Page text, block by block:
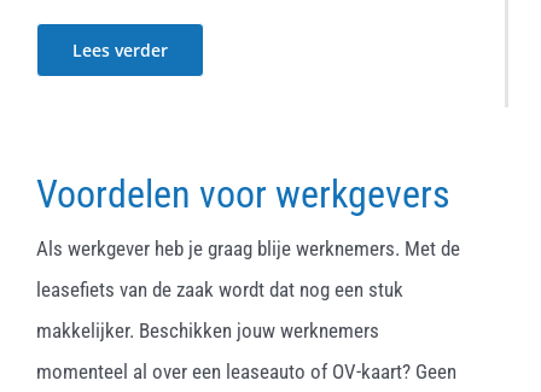
Lees verder
Voordelen voor werkgevers
Als werkgever heb je graag blije werknemers. Met de
leasefiets van de zaak wordt dat nog een stuk
makkelijker. Beschikken jouw werknemers
momenteel al over een leaseauto of OV-kaart? Geen